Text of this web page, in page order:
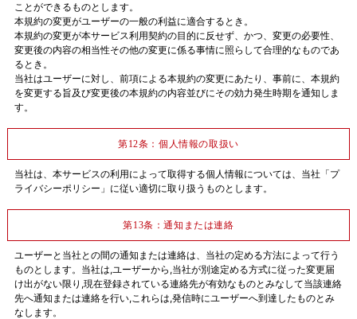
ことができるものとします。
本規約の変更がユーザーの一般の利益に適合するとき。
本規約の変更が本サービス利用契約の目的に反せず、かつ、変更の必要性、
変更後の内容の相当性その他の変更に係る事情に照らして合理的なものであ
るとき。
当社はユーザーに対し、前項による本規約の変更にあたり、事前に、本規約
を変更する旨及び変更後の本規約の内容並びにその効力発生時期を通知しま
す。
第12条：個人情報の取扱い
当社は、本サービスの利用によって取得する個人情報については、当社「プ
ライバシーポリシー」に従い適切に取り扱うものとします。
第13条：通知または連絡
ユーザーと当社との間の通知または連絡は、当社の定める方法によって行う
ものとします。当社は,ユーザーから,当社が別途定める方式に従った変更届
け出がない限り,現在登録されている連絡先が有効なものとみなして当該連絡
先へ通知または連絡を行い,これらは,発信時にユーザーへ到達したものとみ
なします。